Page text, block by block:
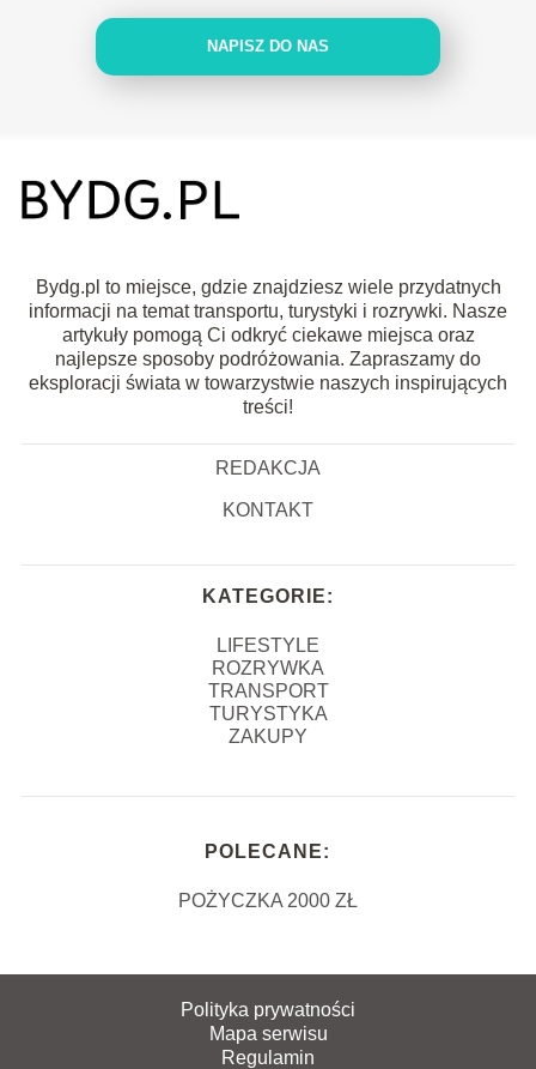
NAPISZ DO NAS
Bydg.pl to miejsce, gdzie znajdziesz wiele przydatnych
informacji na temat transportu, turystyki i rozrywki. Nasze
artykuły pomogą Ci odkryć ciekawe miejsca oraz
najlepsze sposoby podróżowania. Zapraszamy do
eksploracji świata w towarzystwie naszych inspirujących
treści!
REDAKCJA
KONTAKT
KATEGORIE:
LIFESTYLE
ROZRYWKA
TRANSPORT
TURYSTYKA
ZAKUPY
POLECANE:
POŻYCZKA 2000 ZŁ
Polityka prywatności
Mapa serwisu
Regulamin